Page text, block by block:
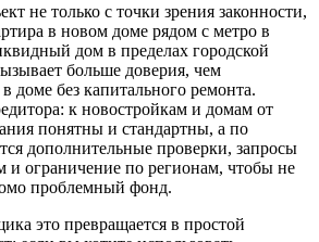
не только с точки зрения законности,
в новом доме рядом с метро в
дом в пределах городской
больше доверия, чем
доме без капитального ремонта.
к новостройкам и домам от
понятны и стандартны, а по
дополнительные проверки, запросы
ограничение по регионам, чтобы не
проблемный фонд.
это превращается в простой